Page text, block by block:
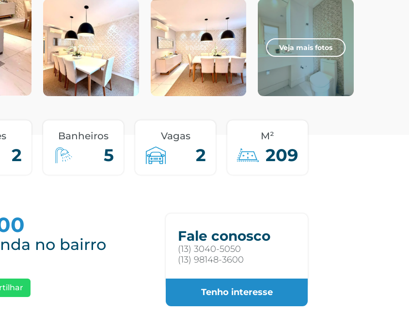
Veja mais fotos
2
Banheiros
5
Vagas
2
M²
209
no bairro
Fale conosco
(13) 3040-5050
(13) 98148-3600
Tenho interesse